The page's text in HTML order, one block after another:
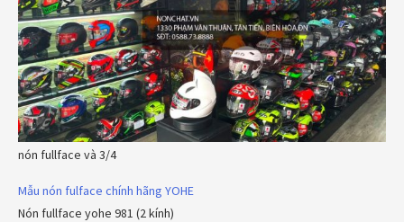
nón fullface và 3/4
Mẫu nón fulface chính hãng YOHE
Nón fullface yohe 981 (2 kính)